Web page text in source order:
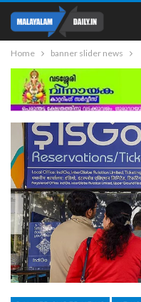
Home banner slider news